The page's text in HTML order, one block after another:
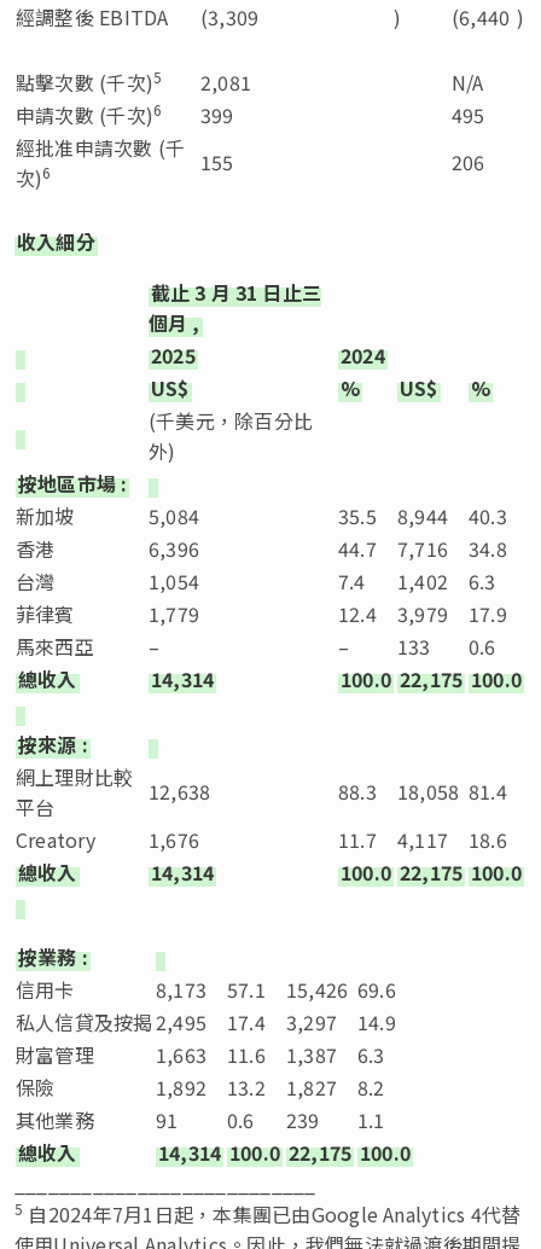
經調整後 EBITDA
(3,309 ) (6,440 )
點擊次數 (千次)5 2,081
N/A
申請次數 (千次)6 399
495
經批准申請次數 (千
次)6 155 206
收入細分
截止3月31日止三
個月,
2025
2024
US$
% US$
%
(千美元，除百分比
外)
按地區市場:
新加坡
5,084 35.5 8,944
40.3
香港
6,396 44.7 7,716
34.8
台灣
1,054 7.4 1,402
6.3
菲律賓
1,779 12.4 3,979
17.9
馬來西亞
– – 133
0.6
總收入
14,314 100.0 22,175 100.0
按來源:
網上理財比較
平台
12,638 88.3 18,058 81.4
Creatory
1,676 11.7 4,117
18.6
總收入
14,314 100.0 22,175 100.0
按業務:
信用卡
8,173 57.1 15,426 69.6
私人信貸及按揭2,495 17.4 3,297
14.9
財富管理
1,663 11.6 1,387
6.3
保險
1,892 13.2 1,827
8.2
其他業務
91 0.6 239
1.1
總收入
14,314 100.0 22,175 100.0
5 自2024年7月1日起，本集團已由Google Analytics 4代替